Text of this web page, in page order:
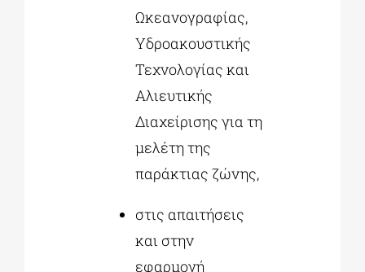
Ωκεανογραφίας,
Υδροακουστικής
Τεχνολογίας και
Αλιευτικής
Διαχείρισης για τη
μελέτη της
παράκτιας ζώνης,
στις απαιτήσεις
και στην
εφαρμογή